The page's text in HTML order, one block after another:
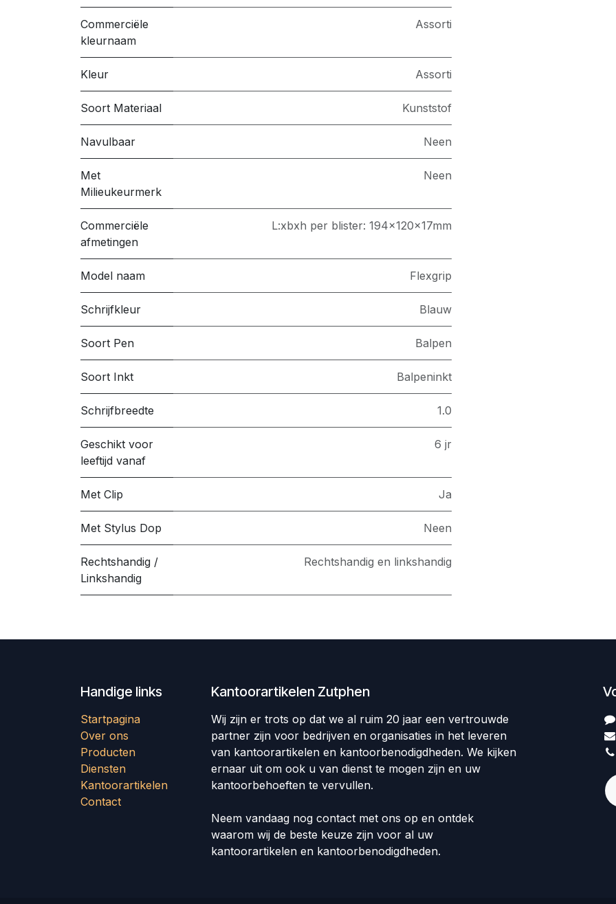
Commerciële
kleurnaam
Assorti
Kleur Assorti
Soort Materiaal Kunststof
Navulbaar Neen
Met
Milieukeurmerk
Neen
Commerciële
afmetingen
L:xbxh per blister: 194x120x17mm
Model naam Flexgrip
Schrijfkleur Blauw
Soort Pen Balpen
Soort Inkt Balpeninkt
Schrijfbreedte 1.0
Geschikt voor
leeftijd vanaf
6 jr
Met Clip Ja
Met Stylus Dop Neen
Rechtshandig /
Linkshandig
Rechtshandig en linkshandig
Handige links
Startpagina
Over ons
Producten
Diensten
Kantoorartikelen
Contact
Kantoorartikelen Zutphen
Wij zijn er trots op dat we al ruim 20 jaar een vertrouwde
partner zijn voor bedrijven en organisaties in het leveren
van kantoorartikelen en kantoorbenodigdheden. We kijken
ernaar uit om ook u van dienst te mogen zijn en uw
kantoorbehoeften te vervullen.
Neem vandaag nog contact met ons op en ontdek
waarom wij de beste keuze zijn voor al uw
kantoorartikelen en kantoorbenodigdheden.